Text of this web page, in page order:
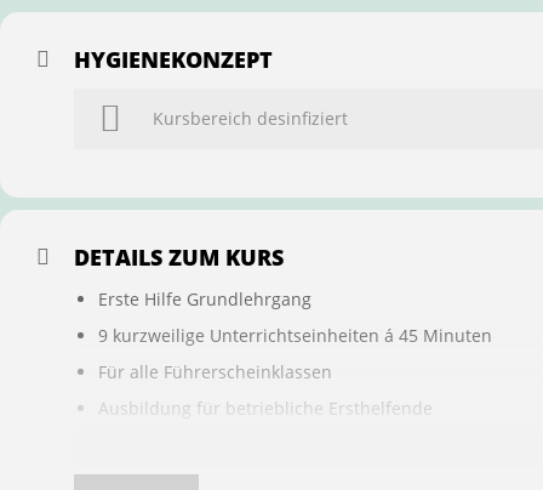
HYGIENEKONZEPT
Kursbereich desinfiziert
DETAILS ZUM KURS
Erste Hilfe Grundlehrgang
9 kurzweilige Unterrichtseinheiten á 45 Minuten
Für alle Führerscheinklassen
Ausbildung für betriebliche Ersthelfende